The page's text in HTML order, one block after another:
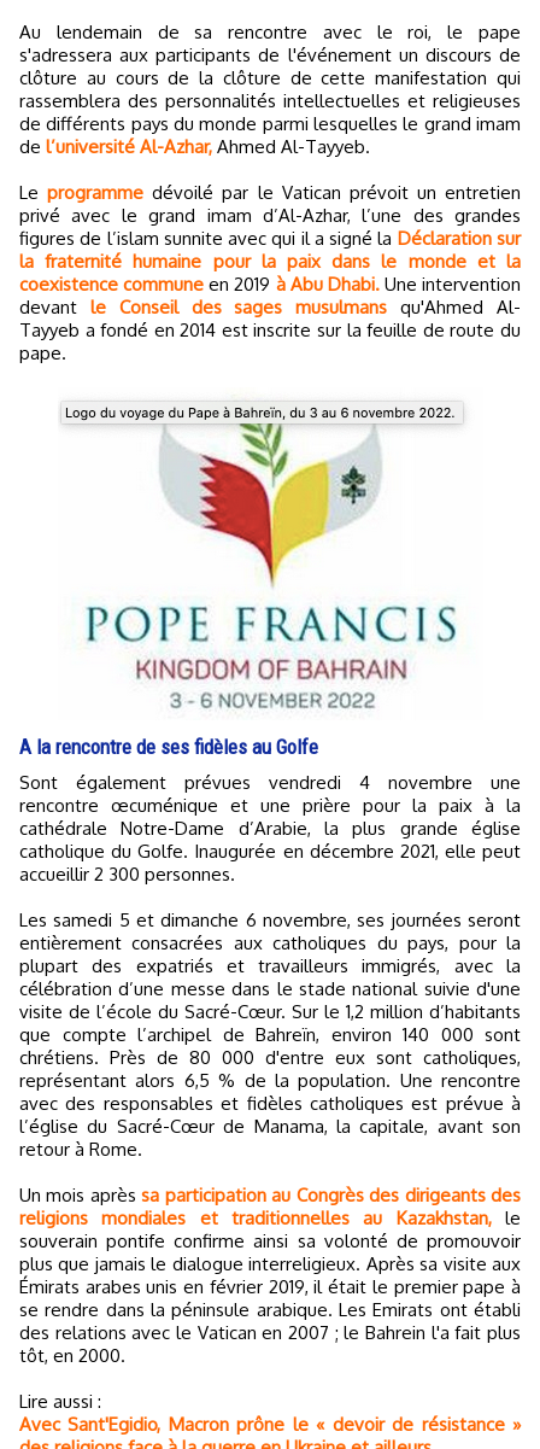
Au lendemain de sa rencontre avec le roi, le pape
s'adressera aux participants de l'événement un discours de
clôture au cours de la clôture de cette manifestation qui
rassemblera des personnalités intellectuelles et religieuses
de différents pays du monde parmi lesquelles le grand imam
de l’université Al-Azhar, Ahmed Al-Tayyeb.
Leprogramme dévoilé par le Vatican prévoit un entretien
privé avec le grand imam d’Al-Azhar, l’une des grandes
figures de l’islam sunnite avec qui il a signé la Déclaration sur
la fraternité humaine pour la paix dans le monde et la
coexistence commune en 2019 à Abu Dhabi.Une intervention
devant le Conseil des sages musulmans qu'Ahmed Al-
Tayyeb a fondé en 2014 est inscrite sur la feuille de route du
pape.
A la rencontre de ses fidèles au Golfe
Sont également prévues vendredi 4 novembre une
rencontre œcuménique et une prière pour la paix à la
cathédrale Notre-Dame d’Arabie, la plus grande église
catholique du Golfe. Inaugurée en décembre 2021, elle peut
accueillir 2 300 personnes.
Les samedi 5 et dimanche 6 novembre, ses journées seront
entièrement consacrées aux catholiques du pays, pour la
plupart des expatriés et travailleurs immigrés, avec la
célébration d’une messe dans le stade national suivie d'une
visite de l’école du Sacré-Cœur. Sur le 1,2 million d’habitants
que compte l’archipel de Bahreïn, environ 140 000 sont
chrétiens. Près de 80 000 d'entre eux sont catholiques,
représentant alors 6,5 % de la population. Une rencontre
avec des responsables et fidèles catholiques est prévue à
l’église du Sacré-Cœur de Manama, la capitale, avant son
retour à Rome.
Un mois aprèssa participation au Congrès des dirigeants des
religions mondiales et traditionnelles au Kazakhstan,le
souverain pontife confirme ainsi sa volonté de promouvoir
plus que jamais le dialogue interreligieux. Après sa visite aux
Émirats arabes unis en février 2019, il était le premier pape à
se rendre dans la péninsule arabique. Les Emirats ont établi
des relations avec le Vatican en 2007 ; le Bahrein l'a fait plus
tôt, en 2000.
Lire aussi :
Avec Sant'Egidio, Macron prône le « devoir de résistance »